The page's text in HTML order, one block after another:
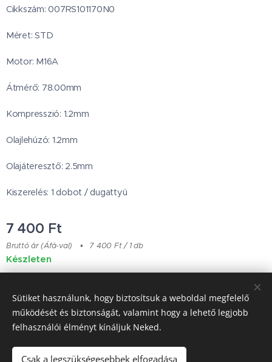
Cikkszám: 007RS101170N0
Méret: STD
Motor: M16A
Átmérő: 78.00mm
Kompresszió: 1.2mm
Olajlehúzó: 1.2mm
Olajáteresztő: 2.5mm
Kiszerelés: 1 dobot / dugattyú
7 400 Ft
Bruttó ár (Áfá-val) 7 400 Ft / 1 db
Készleten
Japanese Classic Car Parts
Garancia & Szállítás
Sütiket használunk, hogy biztosítsuk a weboldal megfelelő
működését és biztonságát, valamint hogy a lehető legjobb
felhasználói élményt kínáljuk Neked.
Csak a legszükségesebbek elfogadása